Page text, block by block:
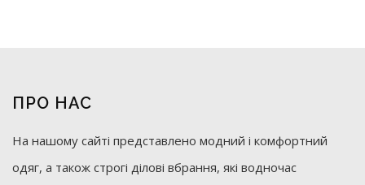
ПРО НАС
На нашому сайті представлено модний і комфортний
одяг, а також строгі ділові вбрання, які водночас